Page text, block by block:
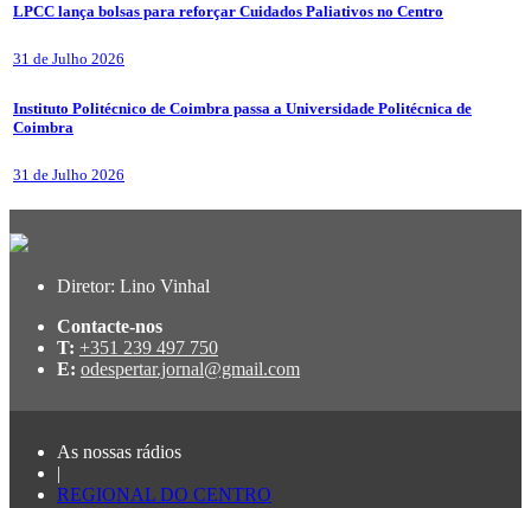
LPCC lança bolsas para reforçar Cuidados Paliativos no Centro
31 de Julho 2026
Instituto Politécnico de Coimbra passa a Universidade Politécnica de
Coimbra
31 de Julho 2026
Diretor: Lino Vinhal
Contacte-nos
T: +351 239 497 750
E: odespertar.jornal@gmail.com
As nossas rádios
|
REGIONAL DO CENTRO